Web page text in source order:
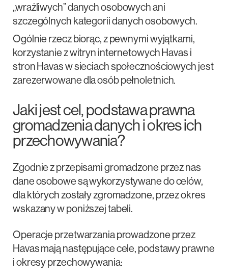
„wrażliwych” danych osobowych ani
szczególnych kategorii danych osobowych.
Ogólnie rzecz biorąc, z pewnymi wyjątkami,
korzystanie z witryn internetowych Havas i
stron Havas w sieciach społecznościowych jest
zarezerwowane dla osób pełnoletnich.
Jaki jest cel, podstawa prawna
gromadzenia danych i okres ich
przechowywania?
Zgodnie z przepisami gromadzone przez nas
dane osobowe są wykorzystywane do celów,
dla których zostały zgromadzone, przez okres
wskazany w poniższej tabeli.
Operacje przetwarzania prowadzone przez
Havas mają następujące cele, podstawy prawne
i okresy przechowywania: